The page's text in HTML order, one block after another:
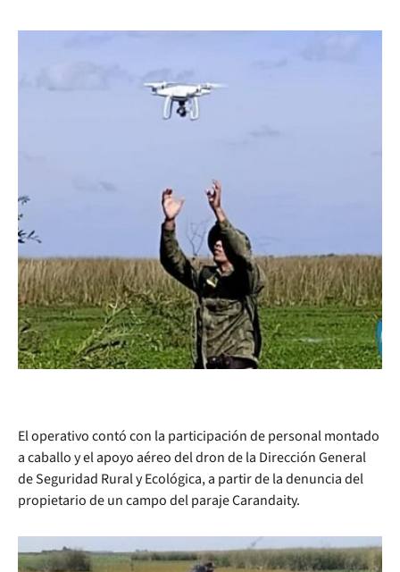
El operativo contó con la participación de personal montado
a caballo y el apoyo aéreo del dron de la Dirección General
de Seguridad Rural y Ecológica, a partir de la denuncia del
propietario de un campo del paraje Carandaity.